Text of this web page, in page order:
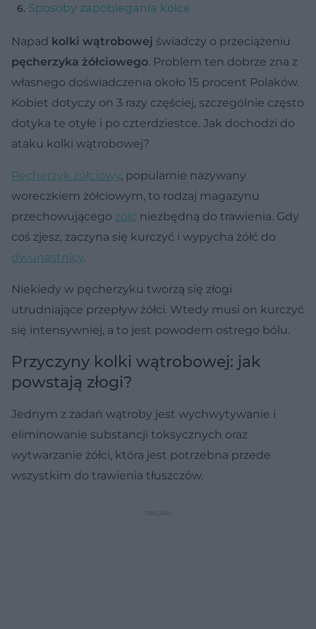
Sposoby zapobiegania kolce
Napad kolki wątrobowej świadczy o przeciążeniu
pęcherzyka żółciowego. Problem ten dobrze zna z
własnego doświadczenia około 15 procent Polaków.
Kobiet dotyczy on 3 razy częściej, szczególnie często
dotyka te otyłe i po czterdziestce. Jak dochodzi do
ataku kolki wątrobowej?
Pęcherzyk żółciowy, popularnie nazywany
woreczkiem żółciowym, to rodzaj magazynu
przechowującego żółć niezbędną do trawienia. Gdy
coś zjesz, zaczyna się kurczyć i wypycha żółć do
dwunastnicy.
Niekiedy w pęcherzyku tworzą się złogi
utrudniające przepływ żółci. Wtedy musi on kurczyć
się intensywniej, a to jest powodem ostrego bólu.
Przyczyny kolki wątrobowej: jak
powstają złogi?
Jednym z zadań wątroby jest wychwytywanie i
eliminowanie substancji toksycznych oraz
wytwarzanie żółci, która jest potrzebna przede
wszystkim do trawienia tłuszczów.